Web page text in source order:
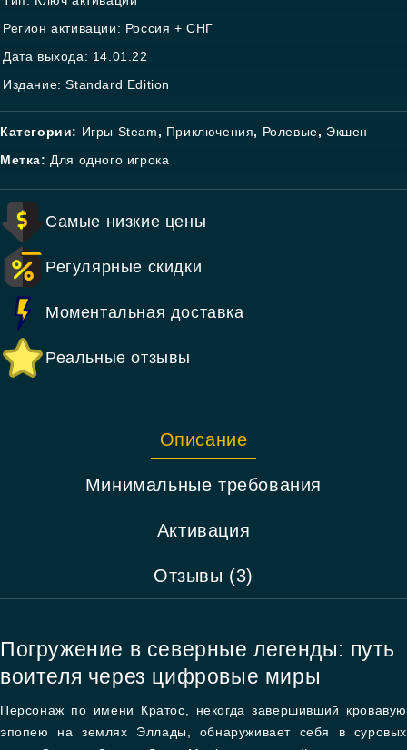
Регион активации: Россия + СНГ
Дата выхода: 14.01.22
Издание: Standard Edition
Категории: Игры Steam, Приключения, Ролевые, Экшен
Метка: Для одного игрока
Самые низкие цены
Регулярные скидки
Моментальная доставка
Реальные отзывы
Описание
Минимальные требования
Активация
Отзывы (3)
Погружение в северные легенды: путь
воителя через цифровые миры
Персонаж по имени Кратос, некогда завершивший кровавую
эпопею на землях Эллады, обнаруживает себя в суровых